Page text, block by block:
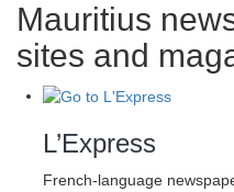
Mauritius
sites and
L’Express
French-language